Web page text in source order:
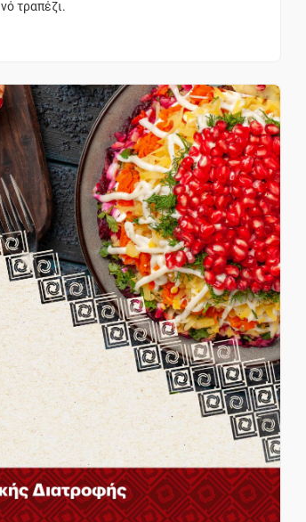
τραπέζι.